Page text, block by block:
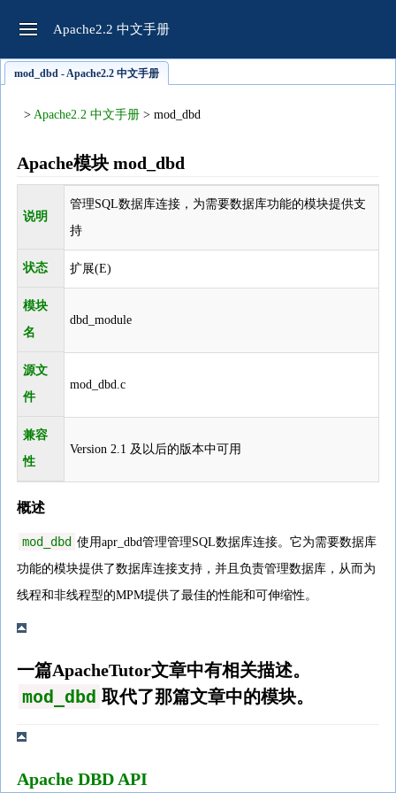
Apache2.2 中文手册
mod_dbd - Apache2.2 中文手册
> Apache2.2 中文手册 > mod_dbd
Apache模块 mod_dbd
说明
管理SQL数据库连接，为需要数据库功能的模块提供支
持
状态 扩展(E)
模块
名
dbd_module
源文
件
mod_dbd.c
兼容
性
Version 2.1 及以后的版本中可用
概述
mod_dbd 使用apr_dbd管理管理SQL数据库连接。它为需要数据库
功能的模块提供了数据库连接支持，并且负责管理数据库，从而为
线程和非线程型的MPM提供了最佳的性能和可伸缩性。
一篇ApacheTutor文章中有相关描述。
mod_dbd 取代了那篇文章中的模块。
Apache DBD API